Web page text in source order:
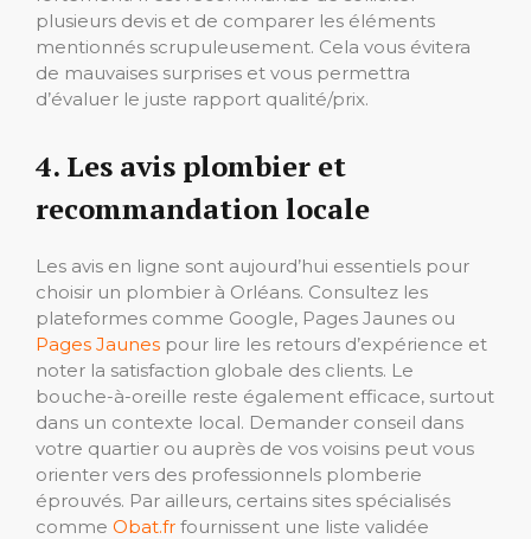
plusieurs devis et de comparer les éléments
mentionnés scrupuleusement. Cela vous évitera
de mauvaises surprises et vous permettra
d’évaluer le juste rapport qualité/prix.
4. Les avis plombier et
recommandation locale
Les avis en ligne sont aujourd’hui essentiels pour
choisir un plombier à Orléans. Consultez les
plateformes comme Google, Pages Jaunes ou
Pages Jaunes pour lire les retours d’expérience et
noter la satisfaction globale des clients. Le
bouche-à-oreille reste également efficace, surtout
dans un contexte local. Demander conseil dans
votre quartier ou auprès de vos voisins peut vous
orienter vers des professionnels plomberie
éprouvés. Par ailleurs, certains sites spécialisés
comme Obat.fr fournissent une liste validée